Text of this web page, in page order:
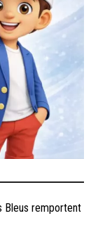
Bleus remportent